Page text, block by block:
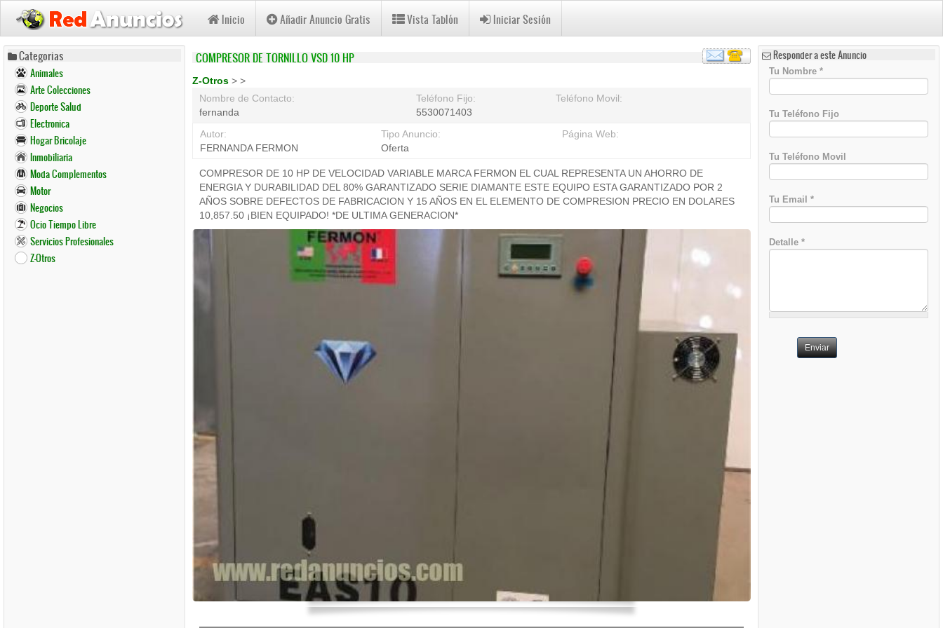
Pasar
contenido
principal
Inicio Añadir Anuncio Gratis Vista Tablón Iniciar Sesión
Categorias
Animales
Arte Colecciones
Deporte Salud
Electronica
Hogar Bricolaje
Inmobiliaria
Moda Complementos
Motor
Negocios
Ocio Tiempo Libre
Servicios Profesionales
Z-Otros
COMPRESOR DE TORNILLO VSD 10 HP
Z-Otros > >
Nombre de Contacto:
fernanda
Teléfono Fijo:
5530071403
Teléfono Movil:
Autor:
FERNANDA FERMON
Tipo Anuncio:
Oferta
Página Web:
COMPRESOR DE 10 HP DE VELOCIDAD VARIABLE MARCA FERMON EL CUAL REPRESENTA UN AHORRO DE
ENERGIA Y DURABILIDAD DEL 80% GARANTIZADO SERIE DIAMANTE ESTE EQUIPO ESTA GARANTIZADO POR 2
AÑOS SOBRE DEFECTOS DE FABRICACION Y 15 AÑOS EN EL ELEMENTO DE COMPRESION PRECIO EN DOLARES
10,857.50 ¡BIEN EQUIPADO! *DE ULTIMA GENERACION*
Responder a este Anuncio
Tu Nombre*
Tu Teléfono Fijo
Tu Teléfono Movil
Tu Email*
Detalle*
Enviar